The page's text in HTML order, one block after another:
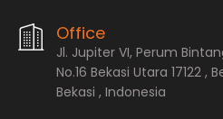
Office
Jl. Jupiter VI, Perum
No.16 Bekasi Utara 17122 ,
Bekasi , Indonesia